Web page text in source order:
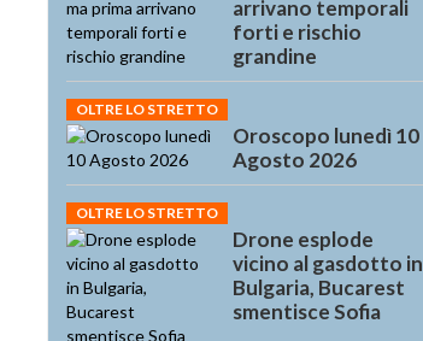
arrivano temporali
forti e rischio
grandine
OLTRE LO STRETTO
Oroscopo lunedì 10
Agosto 2026
OLTRE LO STRETTO
Drone esplode
vicino al gasdotto in
Bulgaria, Bucarest
smentisce Sofia